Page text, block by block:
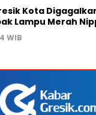
Kota
Lampu Merah
WIB